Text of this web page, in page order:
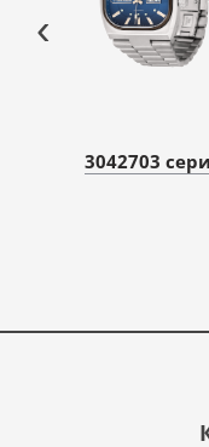
3042703
‹